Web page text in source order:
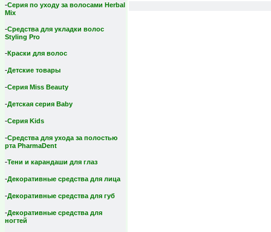
-Серия по уходу за волосами Herbal
Mix
-Средства для укладки волос
Styling Pro
-Краски для волос
-Детские товары
-Серия Miss Beauty
-Детская серия Вaby
-Серия Kids
-Средства для ухода за полостью
рта PharmaDent
-Тени и карандаши для глаз
-Декоративные средства для лица
-Декоративные средства для губ
-Декоративные средства для
ногтей